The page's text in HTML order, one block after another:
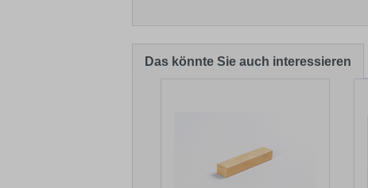
Das könnte Sie auch interessieren